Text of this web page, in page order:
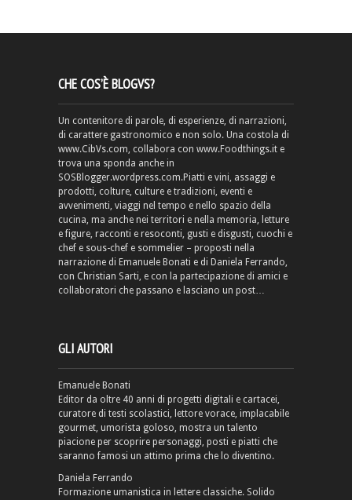
CHE COS’È BLOGVS?
Un contenitore di parole, di esperienze, di narrazioni,
di carattere gastronomico e non solo. Una costola di
www.CibVs.com, collabora con www.Foodthings.it e
trova una sponda anche in
SOSBlogger.wordpress.com.Piatti e vini, assaggi e
prodotti, colture, culture e tradizioni, eventi e
avvenimenti, viaggi nel tempo e nello spazio della
cucina, ma anche nei territori e nella memoria, letture
e figure, racconti e resoconti, gusti e disgusti, cuochi e
chef e sous-chef e sommelier – proposti nella
narrazione di Emanuele Bonati e di Daniela Ferrando,
con Christian Sarti, e con la partecipazione di amici e
collaboratori che passano e lasciano un post…
GLI AUTORI
Emanuele Bonati
Editor da oltre 40 anni di progetti digitali e cartacei,
curatore di testi scolastici, lettore vorace, implacabile
gourmet, umorista goloso, mostra un talento
piacione per scoprire personaggi, posti e piatti che
saranno famosi un attimo prima che lo diventino.
Daniela Ferrando
Formazione umanistica in lettere classiche. Solido